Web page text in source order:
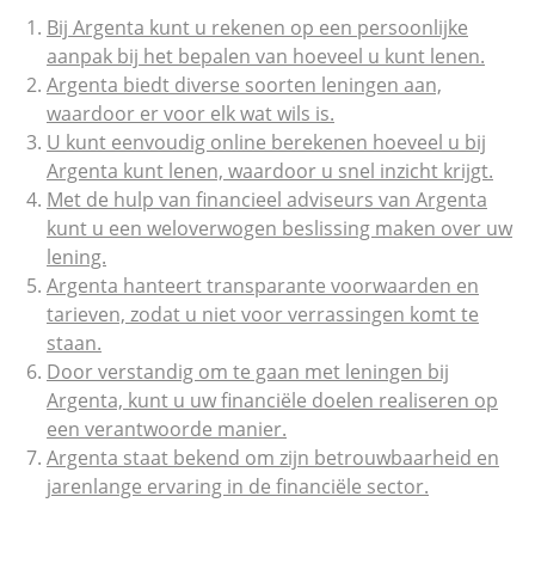
Bij Argenta kunt u rekenen op een persoonlijke
aanpak bij het bepalen van hoeveel u kunt lenen.
Argenta biedt diverse soorten leningen aan,
waardoor er voor elk wat wils is.
U kunt eenvoudig online berekenen hoeveel u bij
Argenta kunt lenen, waardoor u snel inzicht krijgt.
Met de hulp van financieel adviseurs van Argenta
kunt u een weloverwogen beslissing maken over uw
lening.
Argenta hanteert transparante voorwaarden en
tarieven, zodat u niet voor verrassingen komt te
staan.
Door verstandig om te gaan met leningen bij
Argenta, kunt u uw financiële doelen realiseren op
een verantwoorde manier.
Argenta staat bekend om zijn betrouwbaarheid en
jarenlange ervaring in de financiële sector.